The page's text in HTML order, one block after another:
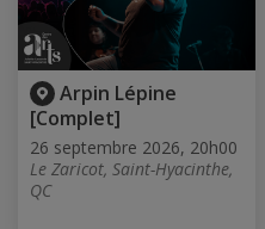
Arpin Lépine
[Complet]
26 septembre 2026, 20h00
Le Zaricot, Saint-Hyacinthe,
QC